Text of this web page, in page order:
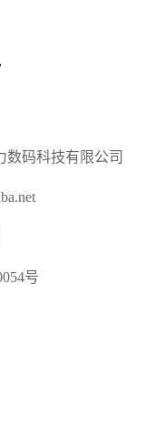
数码科技有限公司
号